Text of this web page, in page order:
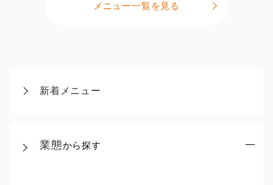
新着メニュー
業態から探す
メニュー一覧を見る